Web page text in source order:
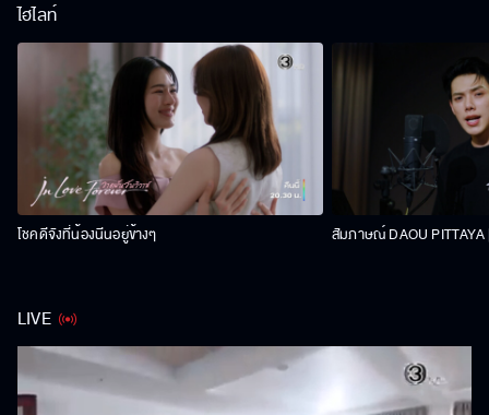
ไฮไลท์
โชคดีจังที่น้องนีนอยู่ข้างๆ สัมภาษณ์ DAOU PITTAYA
LIVE